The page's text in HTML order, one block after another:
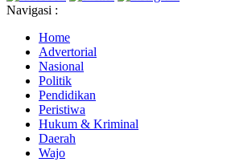
Navigasi :
Home
Advertorial
Nasional
Politik
Pendidikan
Peristiwa
Hukum & Kriminal
Daerah
Wajo